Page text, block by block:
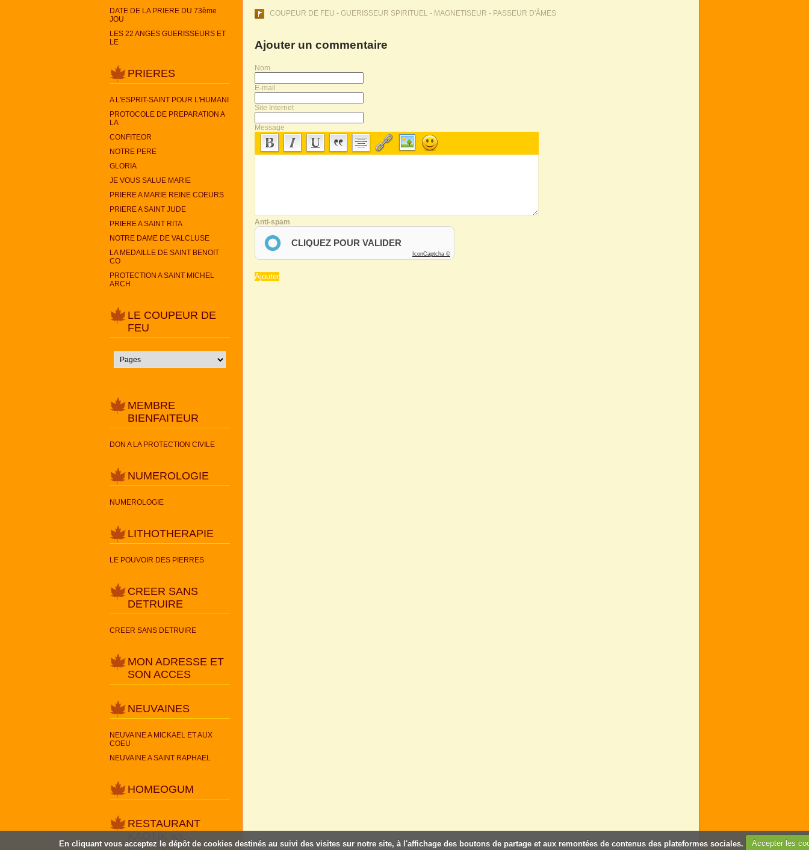
DATE DE LA PRIERE DU 73ème
JOU
LES 22 ANGES GUERISSEURS ET
LE
PRIERES
A L'ESPRIT-SAINT POUR L'HUMANI
PROTOCOLE DE PREPARATION A
LA
CONFITEOR
NOTRE PERE
GLORIA
JE VOUS SALUE MARIE
PRIERE A MARIE REINE COEURS
PRIERE A SAINT JUDE
PRIERE A SAINT RITA
NOTRE DAME DE VALCLUSE
LA MEDAILLE DE SAINT BENOIT
CO
PROTECTION A SAINT MICHEL
ARCH
LE COUPEUR DE
FEU
MEMBRE
BIENFAITEUR
DON A LA PROTECTION CIVILE
NUMEROLOGIE
NUMEROLOGIE
LITHOTHERAPIE
LE POUVOIR DES PIERRES
CREER SANS
DETRUIRE
CREER SANS DETRUIRE
MON ADRESSE ET
SON ACCES
NEUVAINES
NEUVAINE A MICKAEL ET AUX
COEU
NEUVAINE A SAINT RAPHAEL
HOMEOGUM
RESTAURANT
KAOTIK en
COUPEUR DE FEU - GUERISSEUR SPIRITUEL - MAGNETISEUR - PASSEUR D'ÂMES
Ajouter un commentaire
Nom
E-mail
Site Internet
Message
Anti-spam
CLIQUEZ POUR VALIDER
IconCaptcha ©
En cliquant vous acceptez le dépôt de cookies destinés au suivi des visites sur notre site, à l'affichage des boutons de partage et aux remontées de contenus des plateformes sociales. Accepter les